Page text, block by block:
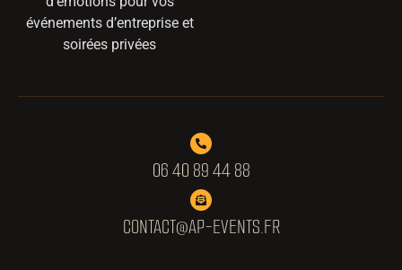
événements d’entreprise et
soirées privées
06 40 89 44 88
CONTACT@AP-EVENTS.FR